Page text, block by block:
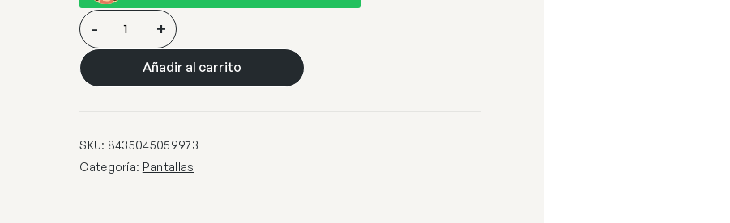
PANTALLA
CONO
NACAR
CARAMELO
15
cantidad
- +
Añadir al carrito
SKU: 8435045059973
Categoría: Pantallas